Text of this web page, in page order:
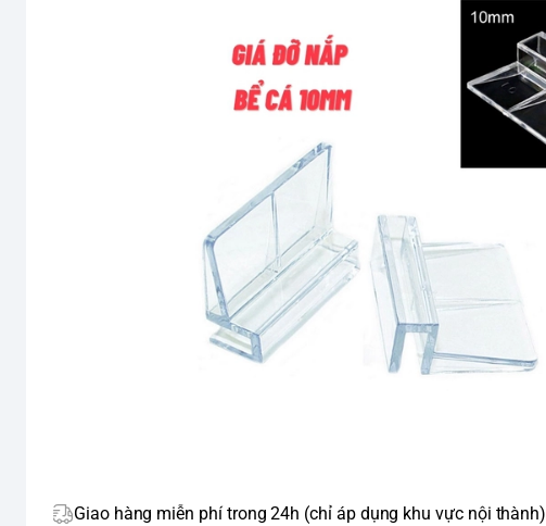
Giao hàng miễn phí trong 24h (chỉ áp dụng khu vực nội thành)